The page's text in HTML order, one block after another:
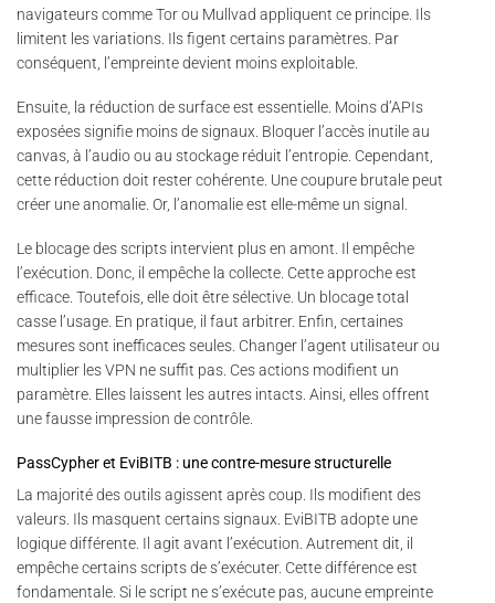
navigateurs comme Tor ou Mullvad appliquent ce principe. Ils
limitent les variations. Ils figent certains paramètres. Par
conséquent, l’empreinte devient moins exploitable.
Ensuite, la réduction de surface est essentielle. Moins d’APIs
exposées signifie moins de signaux. Bloquer l’accès inutile au
canvas, à l’audio ou au stockage réduit l’entropie. Cependant,
cette réduction doit rester cohérente. Une coupure brutale peut
créer une anomalie. Or, l’anomalie est elle-même un signal.
Le blocage des scripts intervient plus en amont. Il empêche
l’exécution. Donc, il empêche la collecte. Cette approche est
efficace. Toutefois, elle doit être sélective. Un blocage total
casse l’usage. En pratique, il faut arbitrer. Enfin, certaines
mesures sont inefficaces seules. Changer l’agent utilisateur ou
multiplier les VPN ne suffit pas. Ces actions modifient un
paramètre. Elles laissent les autres intacts. Ainsi, elles offrent
une fausse impression de contrôle.
PassCypher et EviBITB : une contre-mesure structurelle
La majorité des outils agissent après coup. Ils modifient des
valeurs. Ils masquent certains signaux. EviBITB adopte une
logique différente. Il agit avant l’exécution. Autrement dit, il
empêche certains scripts de s’exécuter. Cette différence est
fondamentale. Si le script ne s’exécute pas, aucune empreinte